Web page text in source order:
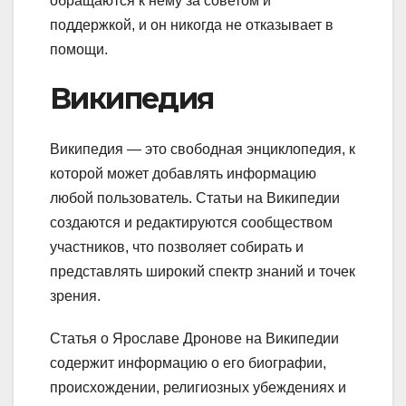
поддержкой, и он никогда не отказывает в
помощи.
Википедия
Википедия — это свободная энциклопедия, к
которой может добавлять информацию
любой пользователь. Статьи на Википедии
создаются и редактируются сообществом
участников, что позволяет собирать и
представлять широкий спектр знаний и точек
зрения.
Статья о Ярославе Дронове на Википедии
содержит информацию о его биографии,
происхождении, религиозных убеждениях и